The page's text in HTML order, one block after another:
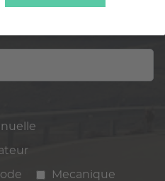
Mecanique